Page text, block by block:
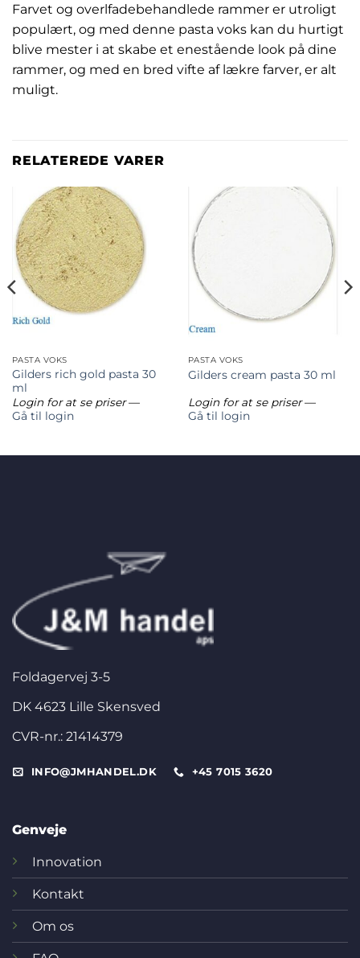
Farvet og overlfadebehandlede rammer er utroligt
populært, og med denne pasta voks kan du hurtigt
blive mester i at skabe et enestående look på dine
rammer, og med en bred vifte af lækre farver, er alt
muligt.
RELATEREDE VARER
PASTA VOKS
Gilders rich gold pasta 30
ml
Login for at se priser—
Gå til login
PASTA VOKS
Gilders cream pasta 30 ml
Login for at se priser—
Gå til login
Foldagervej 3-5
DK 4623 Lille Skensved
CVR-nr.: 21414379
INFO@JMHANDEL.DK +45 7015 3620
Genveje
Innovation
Kontakt
Om os